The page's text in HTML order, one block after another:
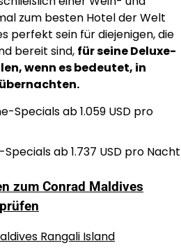
zum besten Hotel der Welt
perfekt sein für diejenigen, die
bereit sind, für seine Deluxe-
wenn es bedeutet, in
Specials ab 1.059 USD pro
ab 1.737 USD pro Nacht
zum Conrad Maldives